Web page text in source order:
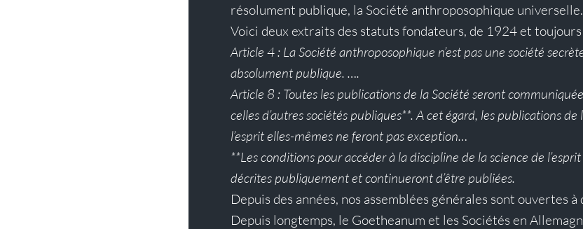
résolument publique, la Société anthroposophique universelle.
Voici deux extraits des statuts fondateurs, de 1924 et
Article 4 : La Société anthroposophique n’est pas une société
absolument publique. ….
Article 8 : Toutes les publications de la Société seront
celles d’autres sociétés publiques**. A cet égard, les publications de
l’esprit elles-mêmes ne feront pas exception…
**Les conditions pour accéder à la discipline de la science de
décrites publiquement et continueront d’être publiées.
Depuis des années, nos assemblées générales sont ouvertes
Depuis longtemps, le Goetheanum et les Sociétés en